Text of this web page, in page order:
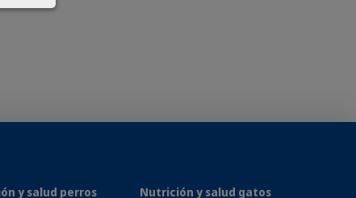
y salud perros Nutrición y salud gatos